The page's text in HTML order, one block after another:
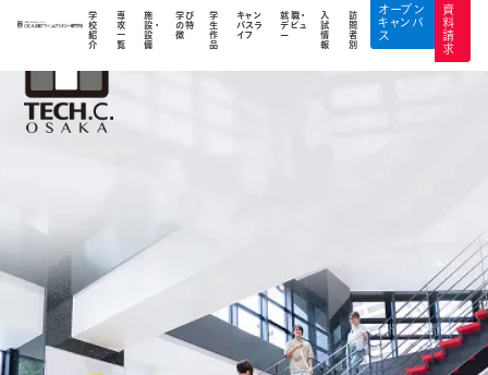
学
校
紹
介
専
攻
一
覧
施
設・
設
備
学び
の特
徴
学
生
作
品
キャン
パスラ
イフ
就職・
デビュ
ー
入
試
情
報
訪
問
者
別
オープン
キャンパ
ス
資
料
請
求